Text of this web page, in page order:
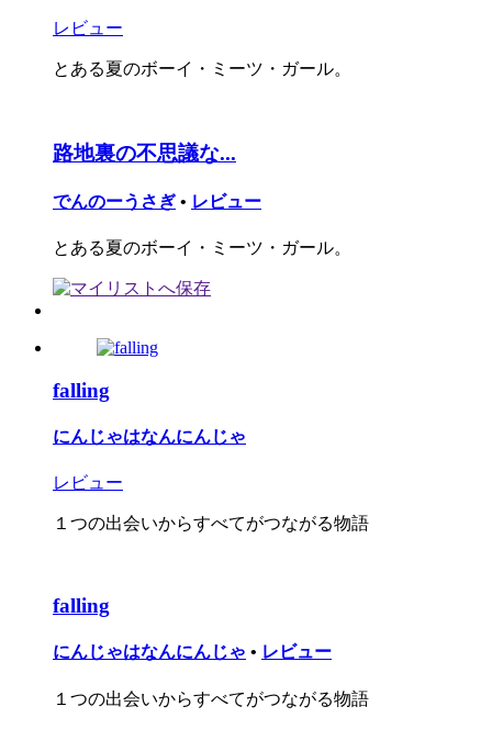
レビュー
とある夏のボーイ・ミーツ・ガール。
路地裏の不思議な...
でんのーうさぎ • レビュー
とある夏のボーイ・ミーツ・ガール。
falling
にんじゃはなんにんじゃ
レビュー
１つの出会いからすべてがつながる物語
falling
にんじゃはなんにんじゃ • レビュー
１つの出会いからすべてがつながる物語